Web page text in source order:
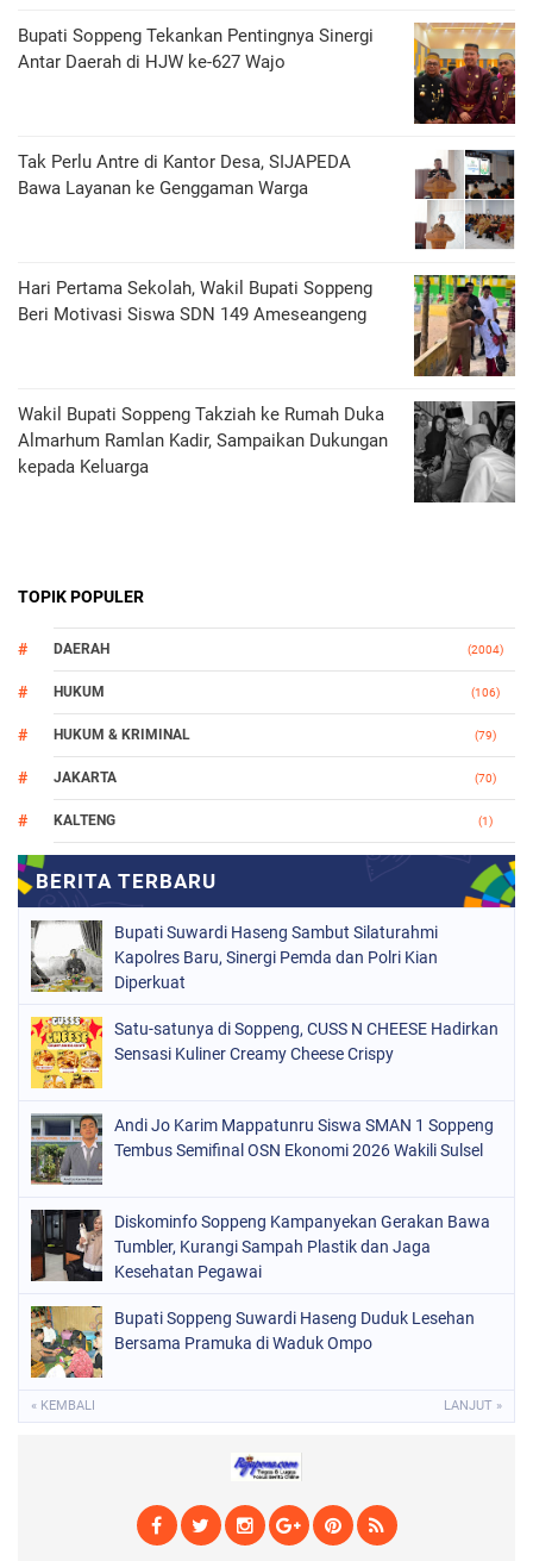
Bupati Soppeng Tekankan Pentingnya Sinergi
Antar Daerah di HJW ke-627 Wajo
Tak Perlu Antre di Kantor Desa, SIJAPEDA
Bawa Layanan ke Genggaman Warga
Hari Pertama Sekolah, Wakil Bupati Soppeng
Beri Motivasi Siswa SDN 149 Ameseangeng
Wakil Bupati Soppeng Takziah ke Rumah Duka
Almarhum Ramlan Kadir, Sampaikan Dukungan
kepada Keluarga
TOPIK POPULER
DAERAH (2004)
HUKUM (106)
HUKUM & KRIMINAL (79)
JAKARTA (70)
KALTENG (1)
(78)
NASIONAL (748)
ORGANISASI
PERISTIWA
POLITIK (157)
POLRI
SOPPENG (1148)
SULSEL
Bupati Suwardi Haseng Sambut Silaturahmi
Kapolres Baru, Sinergi Pemda dan Polri Kian
Diperkuat
Satu-satunya di Soppeng, CUSS N CHEESE Hadirkan
Sensasi Kuliner Creamy Cheese Crispy
Andi Jo Karim Mappatunru Siswa SMAN 1 Soppeng
Tembus Semifinal OSN Ekonomi 2026 Wakili Sulsel
Diskominfo Soppeng Kampanyekan Gerakan Bawa
Tumbler, Kurangi Sampah Plastik dan Jaga
Kesehatan Pegawai
Bupati Soppeng Suwardi Haseng Duduk Lesehan
Bersama Pramuka di Waduk Ompo
« KEMBALI LANJUT »